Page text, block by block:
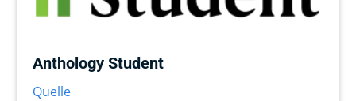
Anthology Student
Quelle